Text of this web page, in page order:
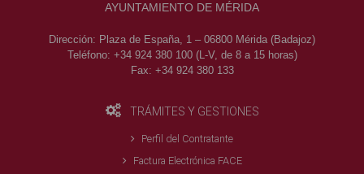
AYUNTAMIENTO DE MÉRIDA
Dirección: Plaza de España, 1 – 06800 Mérida (Badajoz)
Teléfono: +34 924 380 100 (L-V, de 8 a 15 horas)
Fax: +34 924 380 133
TRÁMITES Y GESTIONES
Perfil del Contratante
Factura Electrónica FACE